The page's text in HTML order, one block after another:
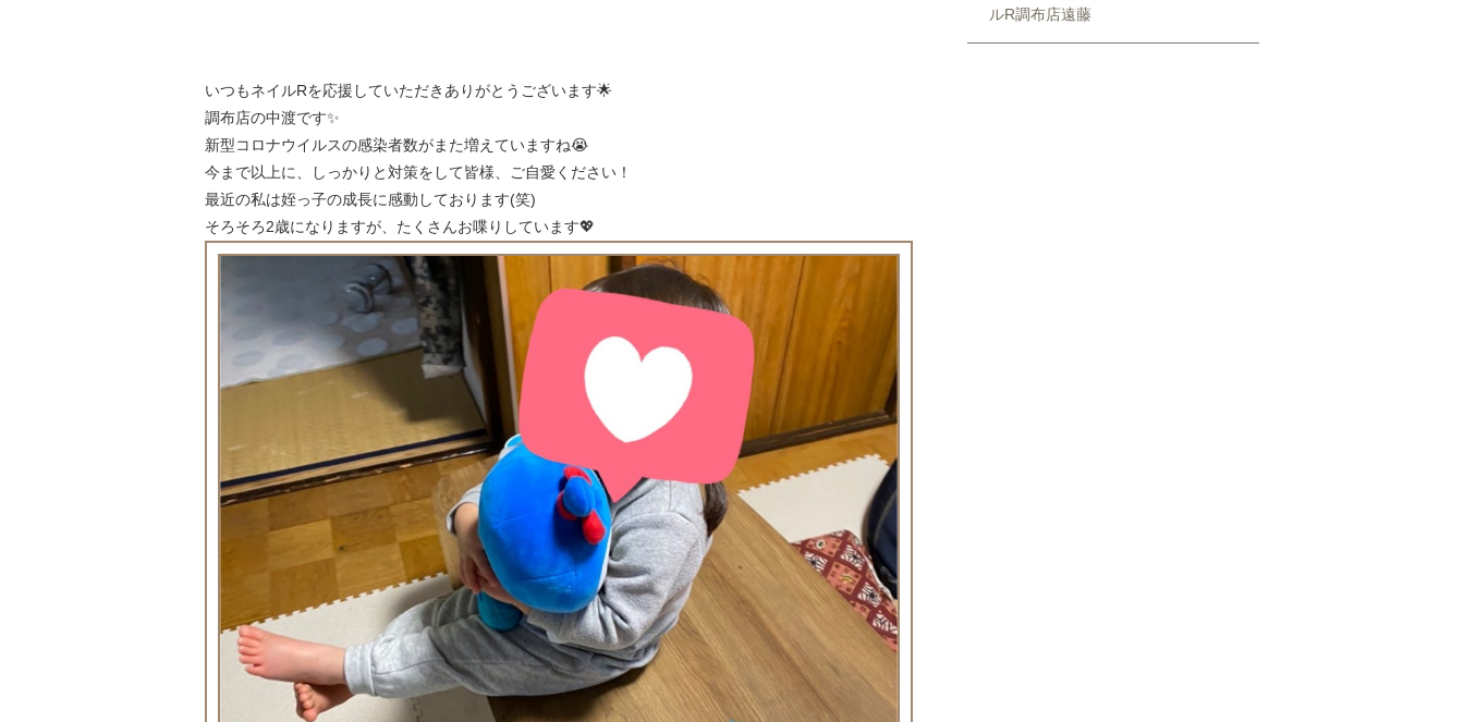
いつもネイルRを応援していただきありがとうございます🌟
調布店の中渡です✨
新型コロナウイルスの感染者数がまた増えていますね😭
今まで以上に、しっかりと対策をして皆様、ご自愛ください！
最近の私は姪っ子の成長に感動しております(笑)
そろそろ2歳になりますが、たくさんお喋りしています💖
ルR調布店遠藤